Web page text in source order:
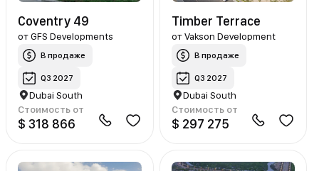
Coventry 49
отGFS Developments
В продаже
Q3 2027
Dubai South
Стоимость от
$ 318 866
Timber Terrace
от Vakson Development
В продаже
Q3 2027
Dubai South
Стоимость от
$ 297 275